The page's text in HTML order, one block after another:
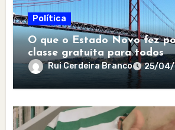
Política
O que o Estado Novo fez
classe gratuita para todos
Rui Cerdeira Branco 25/